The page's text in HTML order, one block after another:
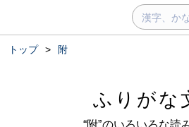
トップ > 附
ふりがな
“附”のいろいろな読